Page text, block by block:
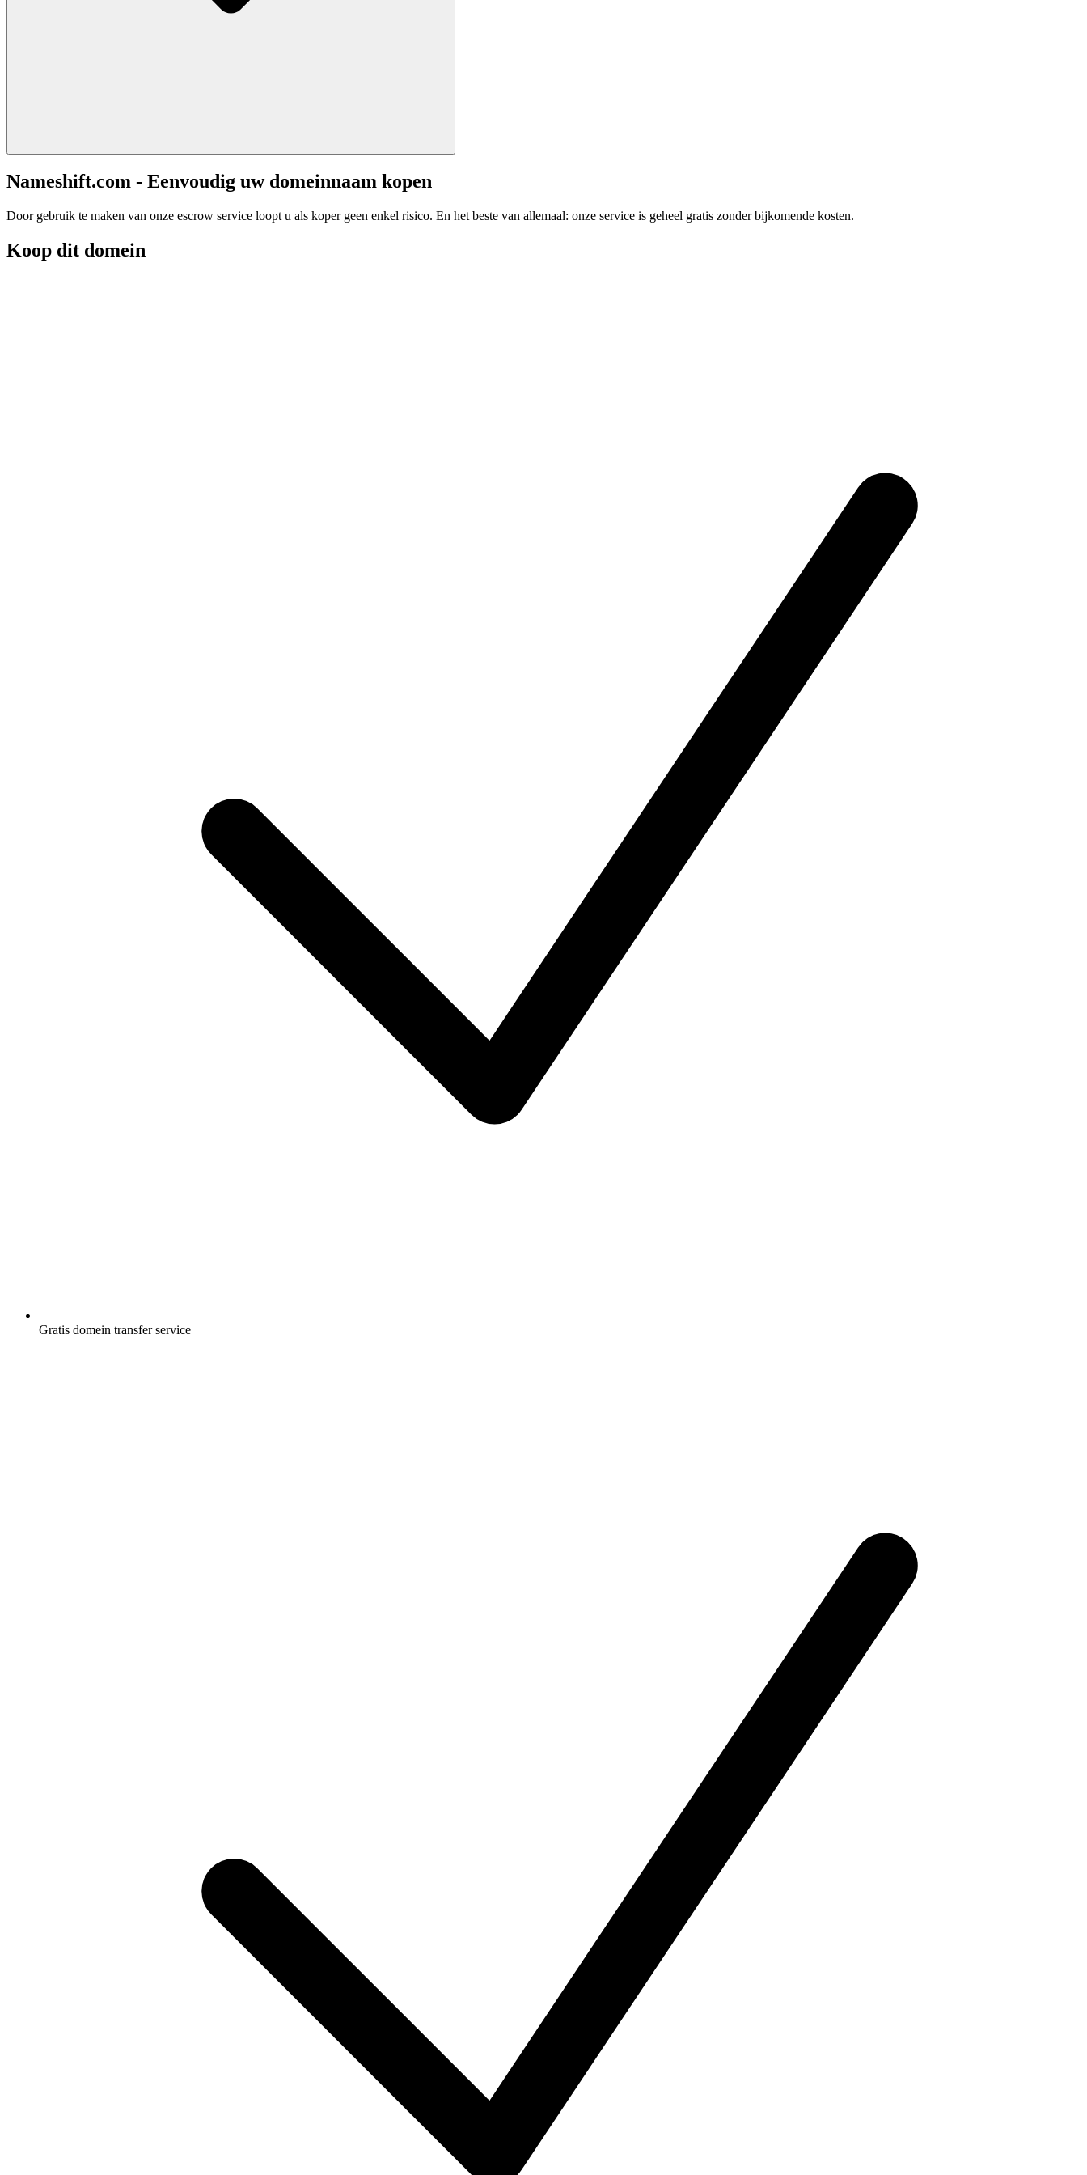
Nameshift.com - Eenvoudig uw domeinnaam kopen
Door gebruik te maken van onze escrow service loopt u als koper geen enkel risico. En het beste van allemaal: onze service is geheel gratis zonder bijkomende kosten.
Koop dit domein
Gratis domein transfer service